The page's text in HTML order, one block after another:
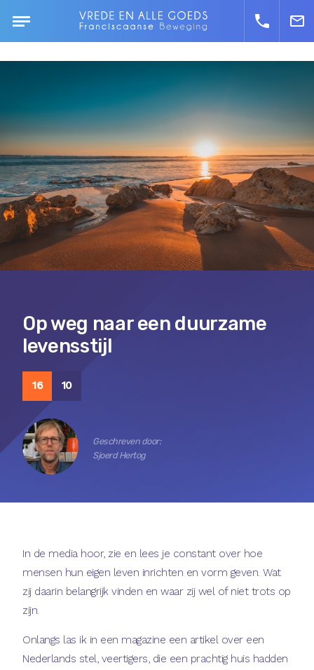
Op weg naar een duurzame
levensstijl
16 10
Geschreven door:
Sjoerd Hertog
In de media hoor, zie en lees je constant over hoe
mensen hun eigen leven inrichten en vorm geven. Wat
zij daarin belangrijk vinden en waar zij wel of niet trots op
zijn.
Onlangs las ik in een magazine een artikel over een
Nederlands stel, veertigers, die een prachtig huis hadden